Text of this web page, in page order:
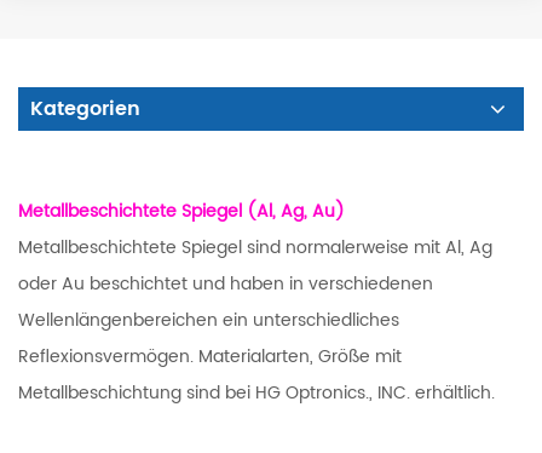
Kategorien
Metallbeschichtete Spiegel (Al, Ag, Au)
Metallbeschichtete Spiegel sind normalerweise mit Al, Ag
oder Au beschichtet und haben in verschiedenen
Wellenlängenbereichen ein unterschiedliches
Reflexionsvermögen. Materialarten, Größe mit
Metallbeschichtung sind bei HG Optronics., INC. erhältlich.